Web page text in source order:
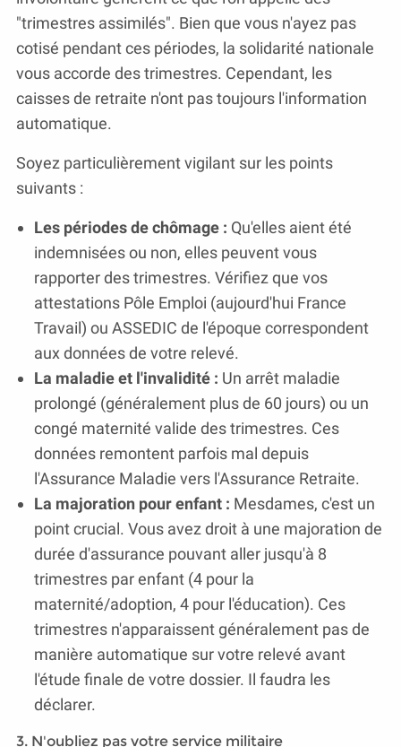
"trimestres assimilés". Bien que vous n'ayez pas
cotisé pendant ces périodes, la solidarité nationale
vous accorde des trimestres. Cependant, les
caisses de retraite n'ont pas toujours l'information
automatique.
Soyez particulièrement vigilant sur les points
suivants :
Les périodes de chômage : Qu'elles aient été
indemnisées ou non, elles peuvent vous
rapporter des trimestres. Vérifiez que vos
attestations Pôle Emploi (aujourd'hui France
Travail) ou ASSEDIC de l'époque correspondent
aux données de votre relevé.
La maladie et l'invalidité : Un arrêt maladie
prolongé (généralement plus de 60 jours) ou un
congé maternité valide des trimestres. Ces
données remontent parfois mal depuis
l'Assurance Maladie vers l'Assurance Retraite.
La majoration pour enfant : Mesdames, c'est un
point crucial. Vous avez droit à une majoration de
durée d'assurance pouvant aller jusqu'à 8
trimestres par enfant (4 pour la
maternité/adoption, 4 pour l'éducation). Ces
trimestres n'apparaissent généralement pas de
manière automatique sur votre relevé avant
l'étude finale de votre dossier. Il faudra les
déclarer.
3. N'oubliez pas votre service militaire